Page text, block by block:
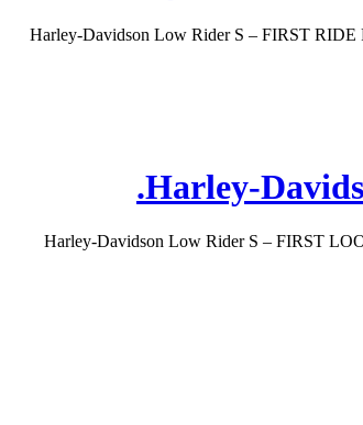
2016 Harley-Davidson Low Rider S – FIRST
2016 Harley-Davidson Low Rider S – FIRST